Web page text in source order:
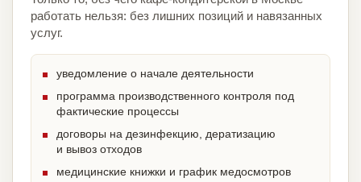
работать нельзя: без лишних позиций и навязанных
услуг.
уведомление о начале деятельности
программа производственного контроля под
фактические процессы
договоры на дезинфекцию, дератизацию
и вывоз отходов
медицинские книжки и график медосмотров